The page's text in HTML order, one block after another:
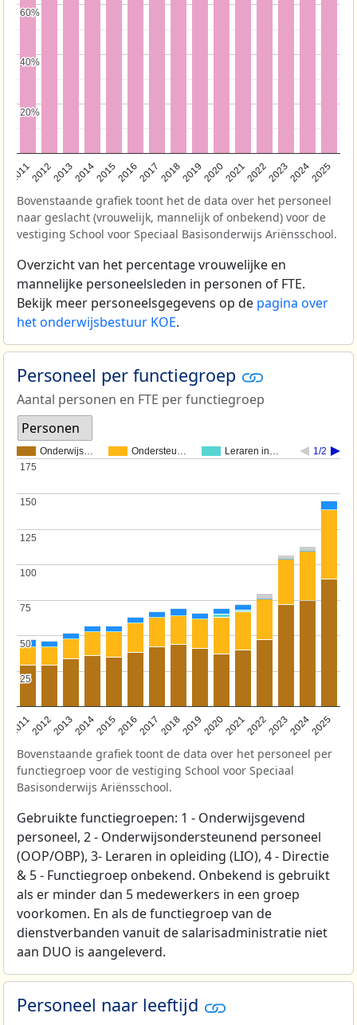
201120122013201420152016201720182019202020212022202320242025
20%
20%
40%
40%
60%
60%
Bovenstaande grafiek toont het de data over het personeel
naar geslacht (vrouwelijk, mannelijk of onbekend) voor de
vestiging School voor Speciaal Basisonderwijs Ariënsschool.
Overzicht van het percentage vrouwelijke en
mannelijke personeelsleden in personen of FTE.
Bekijk meer personeelsgegevens op de pagina over
het onderwijsbestuur KOE.
Personeel per functiegroep
Aantal personen en FTE per functiegroep
Personen
Onderwijs… Ondersteu… Leraren in… 1/2
201120122013201420152016201720182019202020212022202320242025
25
25
50
50
75
75
100
100
125
125
150
150
175
175
Bovenstaande grafiek toont de data over het personeel per
functiegroep voor de vestiging School voor Speciaal
Basisonderwijs Ariënsschool.
Gebruikte functiegroepen: 1 - Onderwijsgevend
personeel, 2 - Onderwijsondersteunend personeel
(OOP/OBP), 3- Leraren in opleiding (LIO), 4 - Directie
& 5 - Functiegroep onbekend. Onbekend is gebruikt
als er minder dan 5 medewerkers in een groep
voorkomen. En als de functiegroep van de
dienstverbanden vanuit de salarisadministratie niet
aan DUO is aangeleverd.
Personeel naar leeftijd